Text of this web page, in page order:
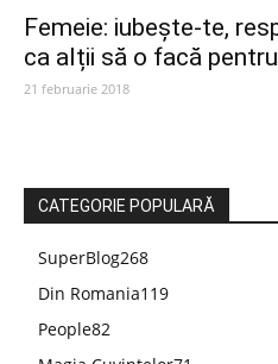
Femeie: iubește-te,
ca alții să o facă
21 februarie 2018
CATEGORIE POPULARĂ
SuperBlog268
Din Romania119
People82